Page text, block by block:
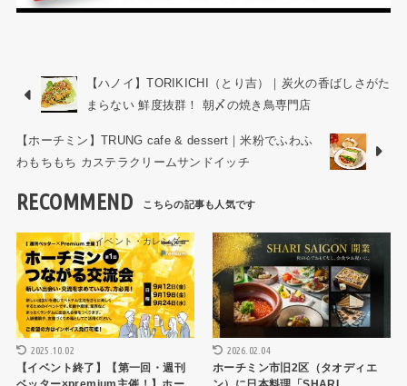
【ハノイ】TORIKICHI（とり吉）｜炭火の香ばしさがた
まらない 鮮度抜群！ 朝〆の焼き鳥専門店
【ホーチミン】TRUNG cafe & dessert｜米粉でふわふ
わもちもち カステラクリームサンドイッチ
RECOMMEND
イベント・カレンダー
2025.10.02
【イベント終了】【第一回・週刊
HCMCレストラン
2026.02.04
ホーチミン市旧2区（タオディエ